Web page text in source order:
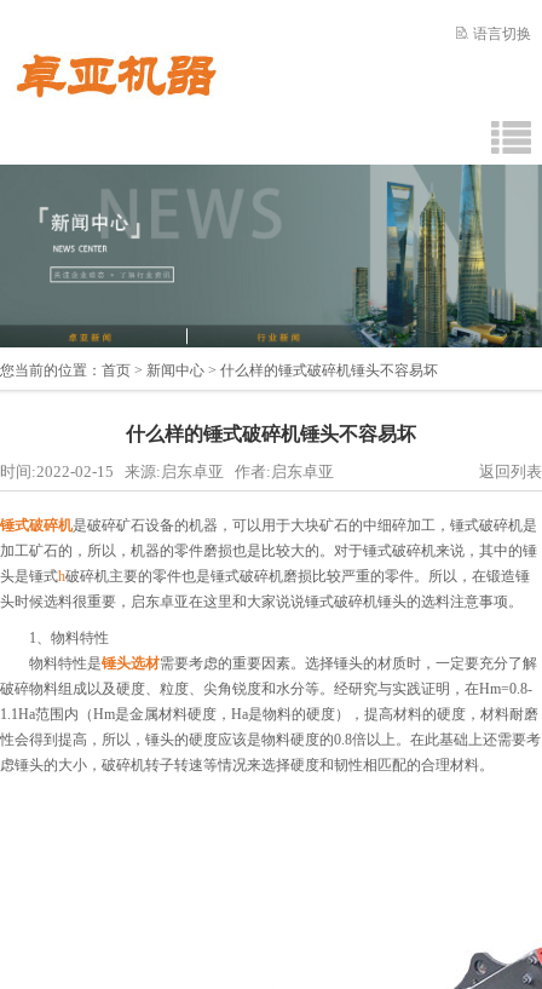
语言切换
您当前的位置： 首页 > 新闻中心 > 什么样的锤式破碎机锤头不容易坏
什么样的锤式破碎机锤头不容易坏
时间:2022-02-15 来源:启东卓亚 作者:启东卓亚 返回列表
锤式破碎机是破碎矿石设备的机器，可以用于大块矿石的中细碎加工，锤式破碎机是
加工矿石的，所以，机器的零件磨损也是比较大的。对于锤式破碎机来说，其中的锤
头是锤式h破碎机主要的零件也是锤式破碎机磨损比较严重的零件。所以，在锻造锤
头时候选料很重要，启东卓亚在这里和大家说说锤式破碎机锤头的选料注意事项。
1、物料特性
物料特性是锤头选材需要考虑的重要因素。选择锤头的材质时，一定要充分了解
破碎物料组成以及硬度、粒度、尖角锐度和水分等。经研究与实践证明，在Hm=0.8-
1.1Ha范围内（Hm是金属材料硬度，Ha是物料的硬度），提高材料的硬度，材料耐磨
性会得到提高，所以，锤头的硬度应该是物料硬度的0.8倍以上。在此基础上还需要考
虑锤头的大小，破碎机转子转速等情况来选择硬度和韧性相匹配的合理材料。